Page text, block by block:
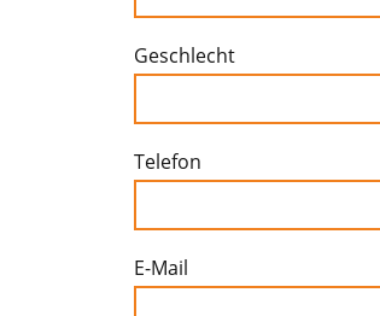
Geschlecht
Telefon
E-Mail